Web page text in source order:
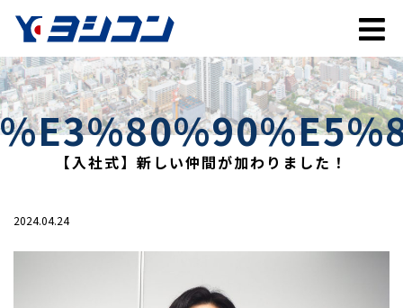
【入社式】新しい仲間が加わりました！
2024.04.24